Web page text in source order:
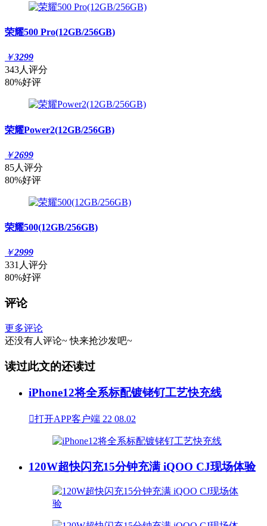
荣耀500 Pro(12GB/256GB)
￥3299
343人评分
80%好评
荣耀Power2(12GB/256GB)
￥2699
85人评分
80%好评
荣耀500(12GB/256GB)
￥2999
331人评分
80%好评
评论
更多评论
还没有人评论~ 快来抢沙发吧~
读过此文的还读过
iPhone12将全系标配镀铑钌工艺快充线
打开APP客户端 22 08.02
120W超快闪充15分钟充满 iQOO CJ现场体验